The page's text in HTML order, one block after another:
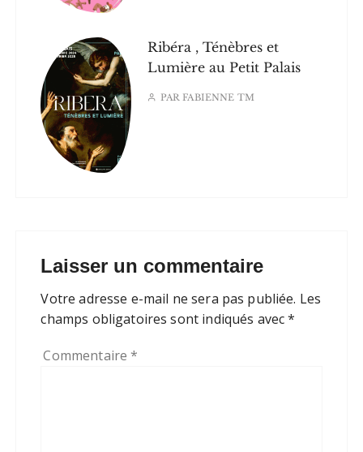
Ribéra , Ténèbres et
Lumière au Petit Palais
PAR FABIENNE TM
Laisser un commentaire
Votre adresse e-mail ne sera pas publiée. Les
champs obligatoires sont indiqués avec*
Commentaire*